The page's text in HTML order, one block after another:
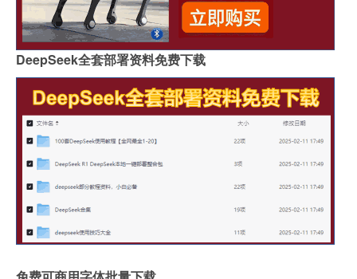
DeepSeek全套部署资料免费下载